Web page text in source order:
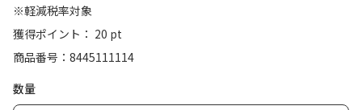
※軽減税率対象
獲得ポイント： 20 pt
商品番号
8445111114
数量